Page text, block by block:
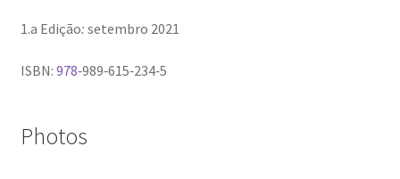
1.a Edição: setembro 2021
ISBN: 978‑989‑615‑234‑5
Photos